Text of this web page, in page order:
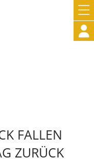

FALLEN
ZURÜCK